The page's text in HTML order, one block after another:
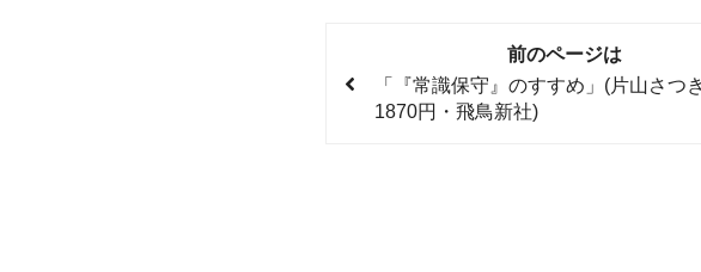
前のページは
「『常識保守』のすすめ」(片山さつ
1870円・飛鳥新社)